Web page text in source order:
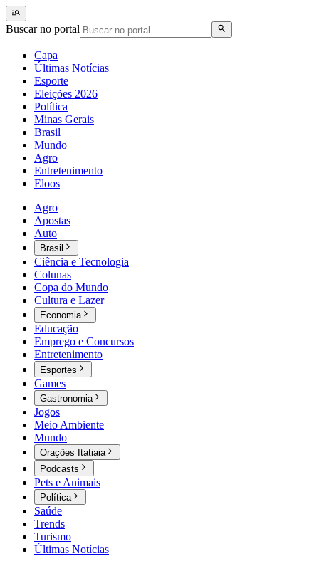
Buscar no portal
Capa
Últimas Notícias
Esporte
Eleições 2026
Política
Minas Gerais
Brasil
Mundo
Agro
Entretenimento
Eloos
Agro
Apostas
Auto
Brasil
Ciência e Tecnologia
Colunas
Copa do Mundo
Cultura e Lazer
Economia
Educação
Emprego e Concursos
Entretenimento
Esportes
Games
Gastronomia
Jogos
Meio Ambiente
Mundo
Orações Itatiaia
Podcasts
Pets e Animais
Política
Saúde
Trends
Turismo
Últimas Notícias